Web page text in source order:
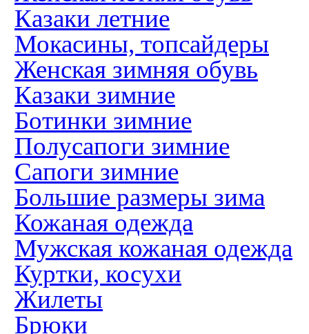
Казаки летние
Мокасины, топсайдеры
Женская зимняя обувь
Казаки зимние
Ботинки зимние
Полусапоги зимние
Сапоги зимние
Большие размеры зима
Кожаная одежда
Мужская кожаная одежда
Куртки, косухи
Жилеты
Брюки